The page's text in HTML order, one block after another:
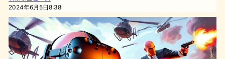
2024年6月5日8:38